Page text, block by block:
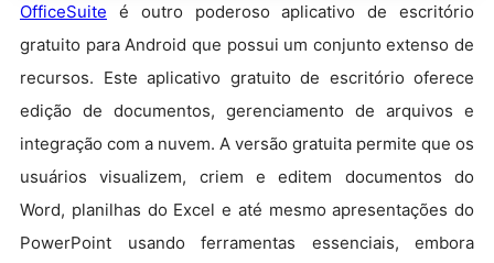
OfficeSuite é outro poderoso aplicativo de escritório
gratuito para Android que possui um conjunto extenso de
recursos. Este aplicativo gratuito de escritório oferece
edição de documentos, gerenciamento de arquivos e
integração com a nuvem. A versão gratuita permite que os
usuários visualizem, criem e editem documentos do
Word, planilhas do Excel e até mesmo apresentações do
PowerPoint usando ferramentas essenciais, embora